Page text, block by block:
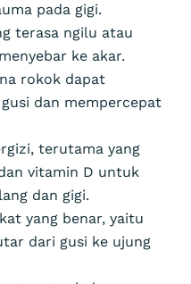
pada gigi.
terasa ngilu atau
ke akar.
rokok dapat
dan mempercepat
terutama yang
vitamin D untuk
dan gigi.
yang benar, yaitu
dari gusi ke ujung